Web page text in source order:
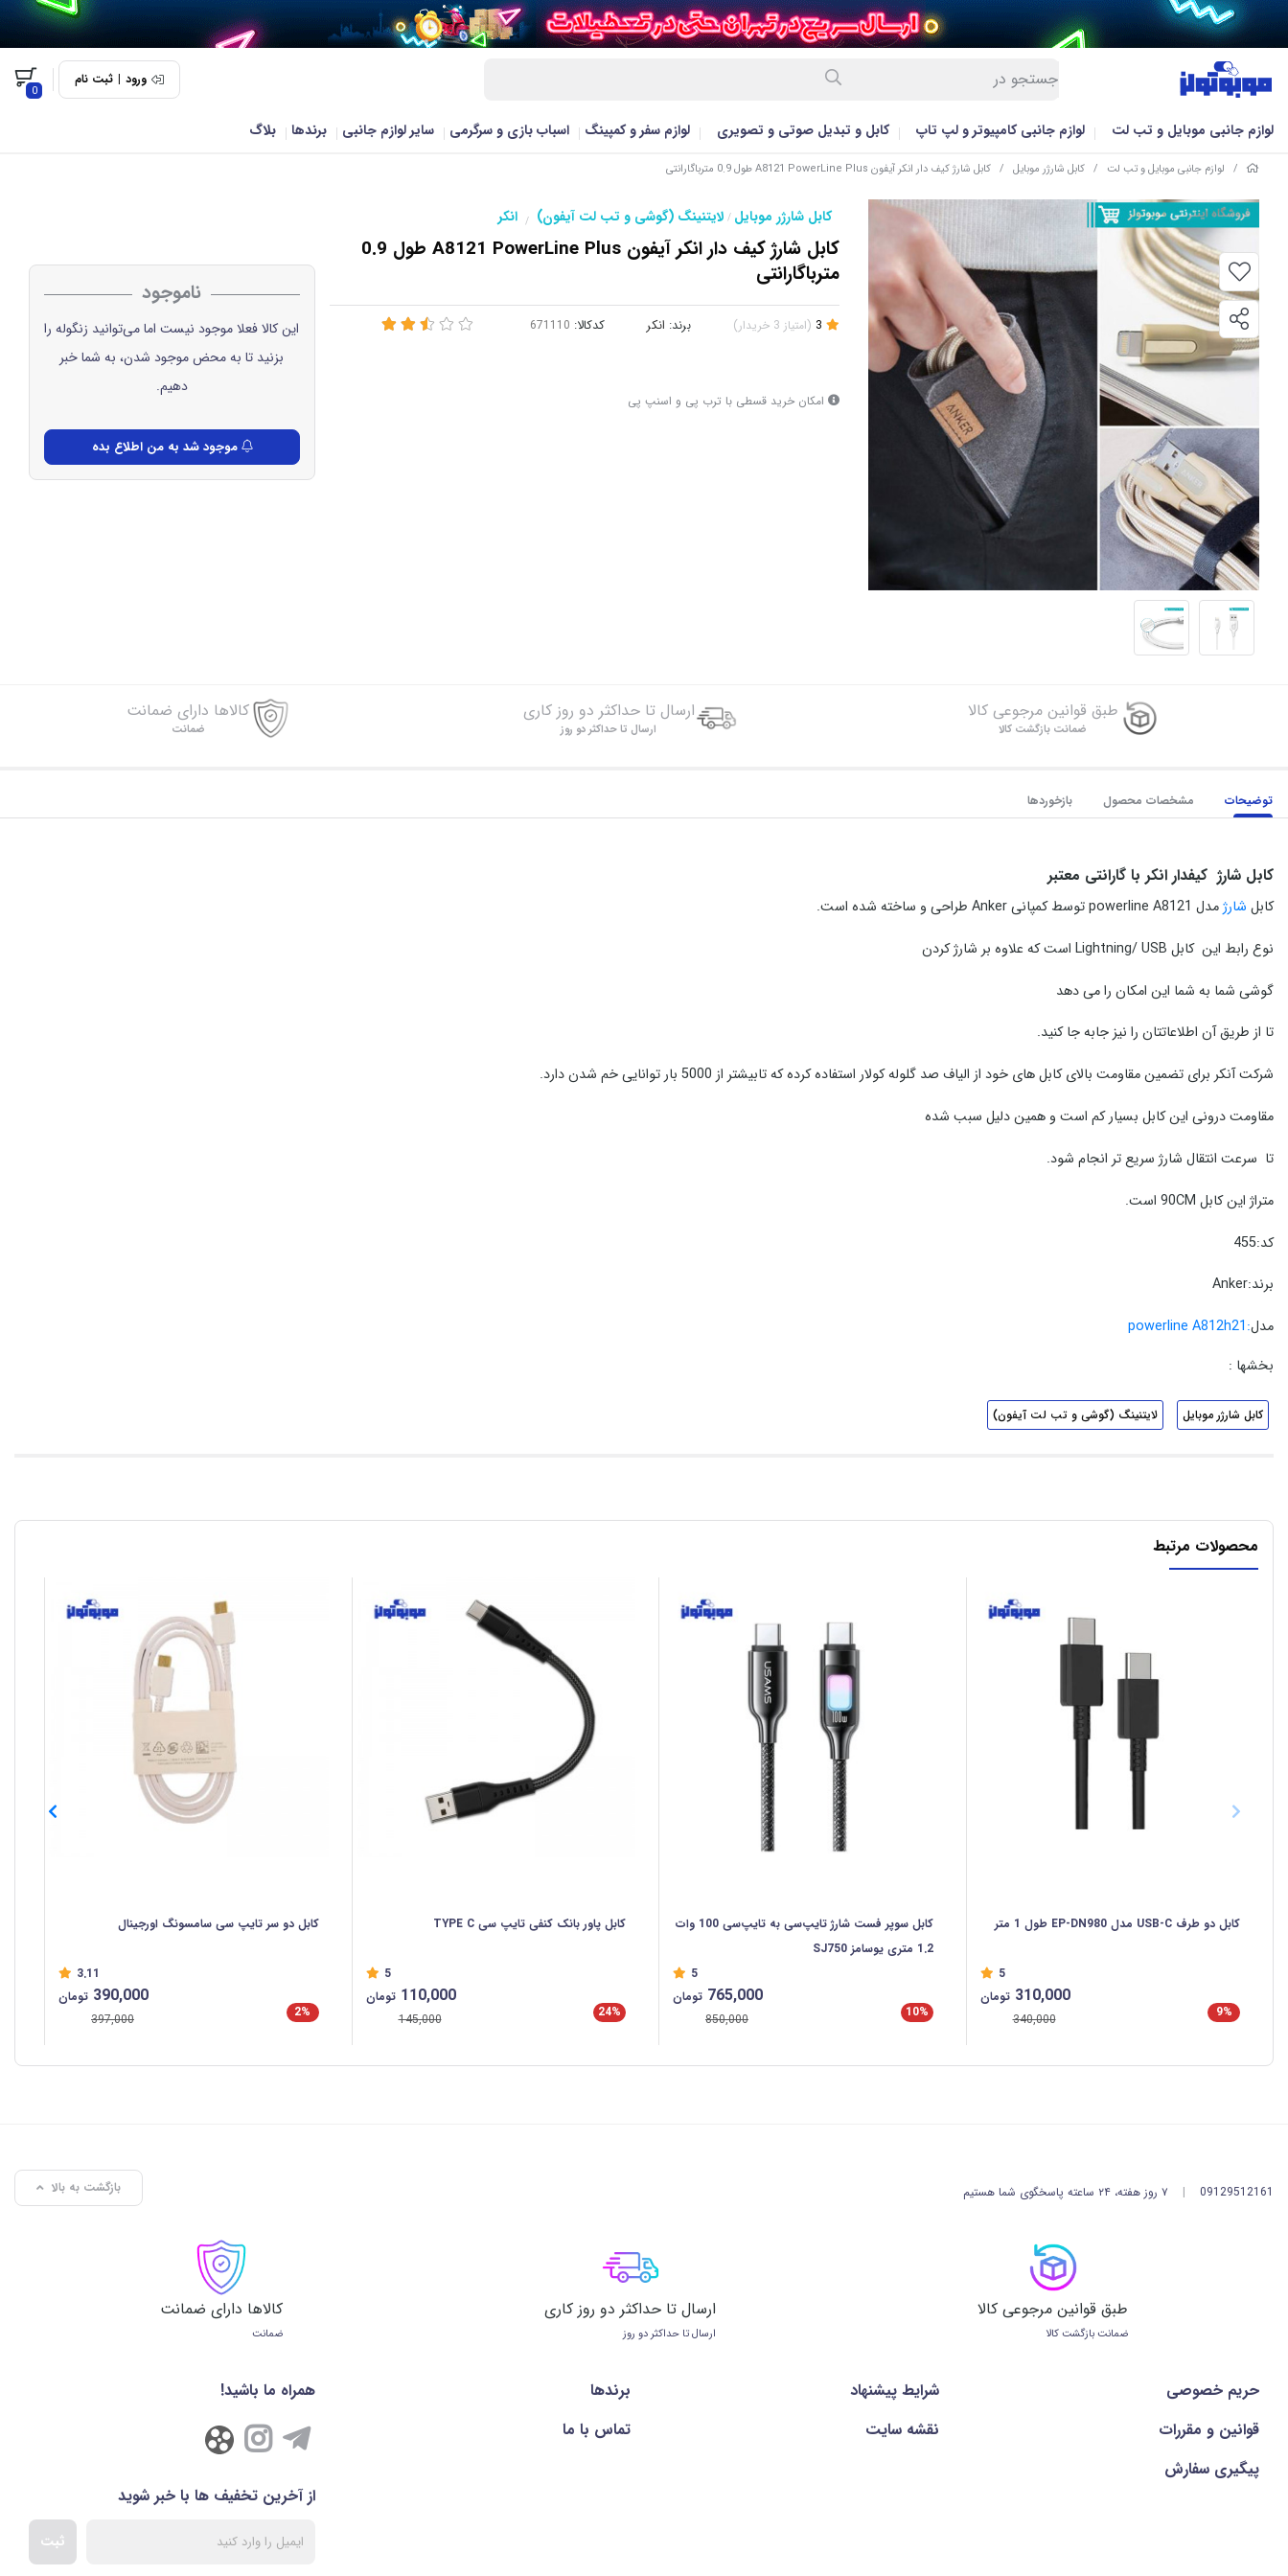
ورود | ثبت نام
0
لوازم جانبی موبایل و تب لت لوازم جانبی کامپیوتر و لپ تاپ کابل و تبدیل صوتی و تصویری لوازم سفر و کمپینگ اسباب بازی و سرگرمی سایر لوازم جانبی برندها بلاگ
/ لوازم جانبی موبایل و تب لت / کابل شارژر موبایل / کابل شارژ کیف دار انکر آیفون A8121 PowerLine Plus طول 0.9 مترباگارانتی
کابل شارژر موبایل / لایتنینگ (گوشی و تب لت آیفون) / انکر
کابل شارژ کیف دار انکر آیفون A8121 PowerLine Plus طول 0.9
مترباگارانتی
(امتیاز 3 خریدار) برند: انکر کدکالا:
امکان خرید قسطی با ترب پی و اسنپ پی
ناموجود
این کالا فعلا موجود نیست اما می‌توانید زنگوله را
بزنید تا به محض موجود شدن، به شما خبر
دهیم.
موجود شد به من اطلاع بده
طبق قوانین مرجوعی کالا
ضمانت بازگشت کالا
ارسال تا حداکثر دو روز کاری
ارسال تا حداکثر دو روز
کالاها دارای ضمانت
ضمانت
توضیحات مشخصات محصول بازخوردها
کابل شارژ کیفدار انکر با گارانتی معتبر
کابل شارژمدل powerline A8121 توسط کمپانی Anker طراحی و ساخته شده است.
نوع رابط این کابل Lightning/ USB است که علاوه بر شارژ کردن
گوشی شما به شما این امکان را می دهد
تا از طریق آن اطلاعاتتان را نیز جابه جا کنید.
شرکت آنکر برای تضمین مقاومت بالای کابل های خود از الیاف صد گلوله کولار استفاده کرده که تابیشتر از 5000 بار توانایی خم شدن دارد.
مقاومت درونی این کابل بسیار کم است و همین دلیل سبب شده
تا سرعت انتقال شارژ سریع تر انجام شود.
متراژ این کابل 90CM است.
کد:455
برند:Anker
مدل:powerline A812h21
بخشها :
کابل شارژر موبایل لایتنینگ (گوشی و تب لت آیفون)
محصولات مرتبط
کابل دو طرف USB-C مدل EP-DN980 طول 1 متر
5
9%
310,000 تومان
340,000
کابل سوپر فست شارژ تایپ‌سی به تایپ‌سی 100 وات
1.2 متری یوسامز SJ750
5
10%
765,000 تومان
850,000
کابل پاور بانک کنفی تایپ سی TYPE C
5
24%
110,000 تومان
145,000
کابل دو سر تایپ سی سامسونگ اورجینال
3.11
2%
390,000 تومان
397,000
09129512161
| ۷ روز هفته، ۲۴ ساعته پاسخگوی شما هستیم بازگشت به بالا
طبق قوانین مرجوعی کالا
ضمانت بازگشت کالا
ارسال تا حداکثر دو روز کاری
ارسال تا حداکثر دو روز
کالاها دارای ضمانت
ضمانت
حریم خصوصی شرايط پيشنهاد
برندها
قوانین و مقررات
نقشه سایت
تماس با ما
پیگیری سفارش
همراه ما باشید!
از آخرین تخفیف ها با خبر شوید
ثبت